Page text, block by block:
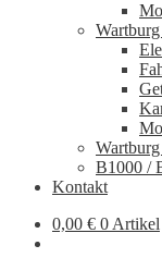
B1000 /
Kontakt
0,00 € 0 Artikel